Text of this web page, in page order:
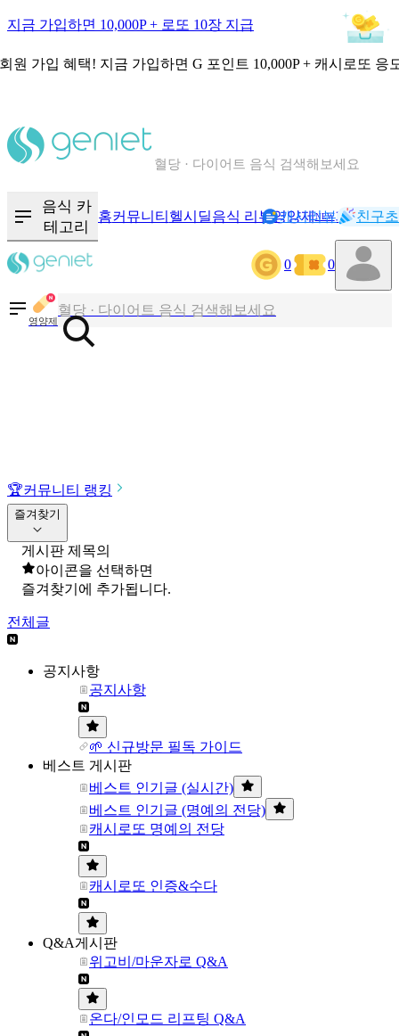
지금 가입하면 10,000P + 로또 10장 지급
원 가입 혜택! 지금 가입하면 G 포인트 10,000P + 캐시로또 응
혈당 · 다이어트 음식 검색해보세요
음식 카
테고리
홈커뮤니티 헬시딜음식 리뷰영양제NEW기록
캐시리뷰 친구
0 0
영양제
칼로리와 영양성분을 검색해보세요
혈당 · 다이어트 음식 검색해보세요
음식 · 영양제 리뷰를 찾아보세요
🏆커뮤니티 랭킹
즐겨찾기
게시판 제목의
아이콘을 선택하면
즐겨찾기에 추가됩니다.
전체글
공지사항
공지사항
🌱 신규방문 필독 가이드
베스트 게시판
베스트 인기글 (실시간)
베스트 인기글 (명예의 전당)
캐시로또 명예의 전당
캐시로또 인증&수다
Q&A게시판
위고비/마운자로 Q&A
온다/인모드 리프팅 Q&A